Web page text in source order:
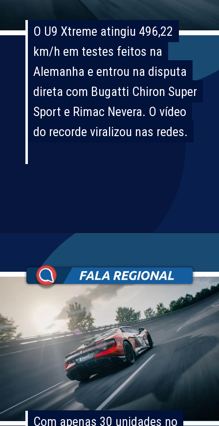
O U9 Xtreme atingiu 496,22
km/h em testes feitos na
Alemanha e entrou na disputa
direta com Bugatti Chiron Super
Sport e Rimac Nevera. O vídeo
do recorde viralizou nas redes.
O U9 Xtreme atingiu 496,22
km/h em testes feitos na
Alemanha e entrou na disputa
direta com Bugatti Chiron Super
Sport e Rimac Nevera. O vídeo
do recorde viralizou nas redes.
Com apenas 30 unidades no
Com apenas 30 unidades no